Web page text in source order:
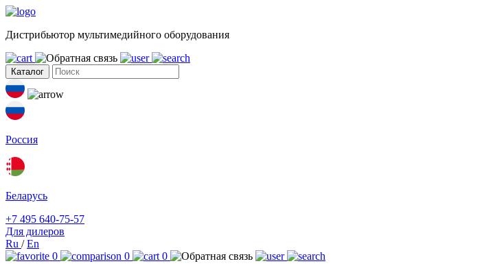
Дистрибьютор мультимедийного оборудования
Каталог
Россия
Беларусь
+7 495 640-75-57
Для дилеров
Ru /En
0
0
0